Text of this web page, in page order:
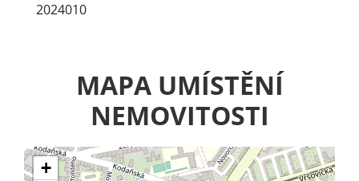
2024010
MAPA UMÍSTĚNÍ
NEMOVITOSTI
+